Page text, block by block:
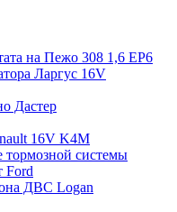
на Пежо 308 1,6 EP6
Ларгус 16V
Дастер
16V K4M
тормозной системы
Ford
ДВС Logan